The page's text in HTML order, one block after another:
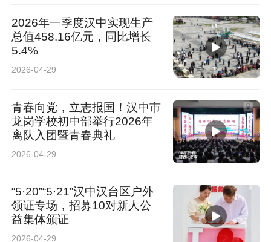
2026年一季度汉中实现生产
总值458.16亿元，同比增长
5.4%
2026-04-29
青春向党，立志报国！汉中市
龙岗学校初中部举行2026年
离队入团暨青春典礼
2026-04-29
“5·20”“5·21”汉中汉台区户外
领证专场，招募10对新人公
益集体颁证
2026-04-29